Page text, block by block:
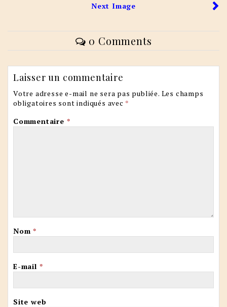
Next Image
0 Comments
Laisser un commentaire
Votre adresse e-mail ne sera pas publiée. Les champs
obligatoires sont indiqués avec *
Commentaire *
Nom*
E-mail *
Site web